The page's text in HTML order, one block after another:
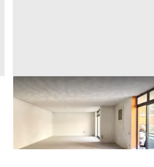
Asta Negozio (sub 275) in edificio
polifunzionale
53.372 €
16/09/2026